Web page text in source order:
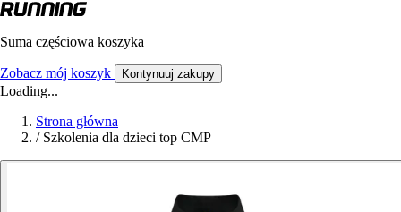
Suma częściowa koszyka
Zobacz mój koszyk Kontynuuj zakupy
Loading...
Strona główna
/ Szkolenia dla dzieci top CMP